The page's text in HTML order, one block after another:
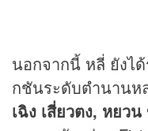
นอกจากนี้ หลี่ ยังไ
กชันระดับตำนานห
เฉิง เสี่ยวตง, หยว